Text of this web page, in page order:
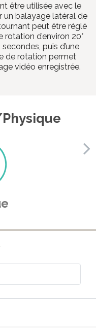
être utilisée avec le
un balayage latéral de
peut être réglé
d’environ 20°
puis d’une
de rotation permet
vidéo enregistrée.